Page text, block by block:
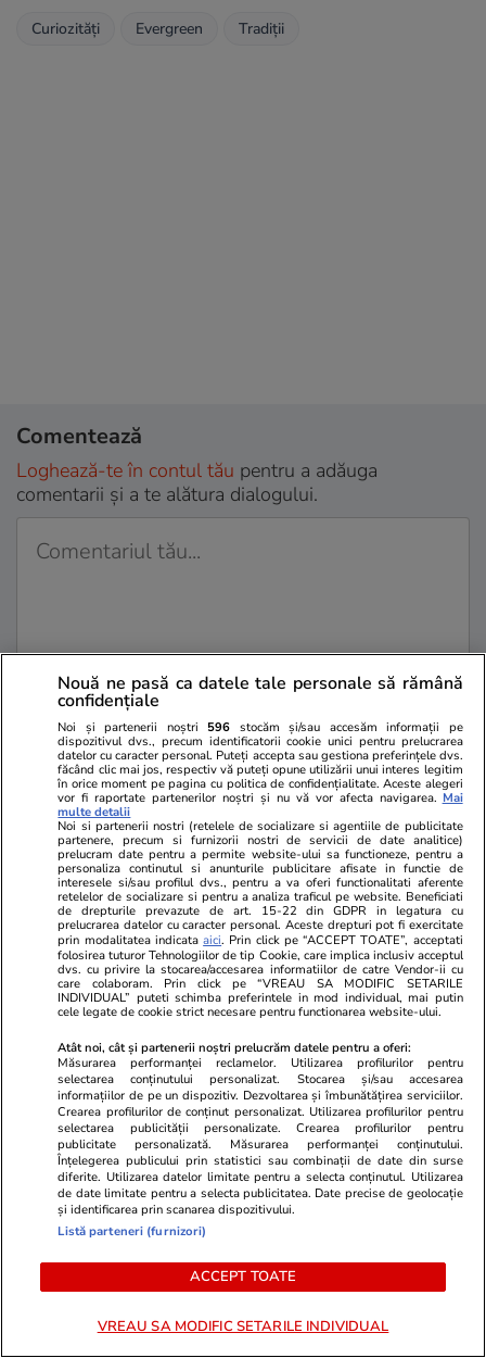
Curiozități Evergreen Tradiții
Comentează
Loghează-te în contul tău pentru a adăuga
comentarii și a te alătura dialogului.
Sunt de acord cu regulile comunitatii
PARTENERI
Viva.ro
Ruxandra Ion a vorbit direct
despre actorul care a venit beat
la filmări, iar ce a urmat întrece
orice scenariu. Cum a reacționat:
Complet neașteptat cine l-a
Unica.ro
dronelor
României:
transmis un
Nouă ne pasă ca datele tale personale să rămână
confidențiale
Noi și partenerii noștri 596 stocăm și/sau accesăm informații pe
dispozitivul dvs., precum identificatorii cookie unici pentru prelucrarea
datelor cu caracter personal. Puteți accepta sau gestiona preferințele dvs.
făcând clic mai jos, respectiv vă puteți opune utilizării unui interes legitim
în orice moment pe pagina cu politica de confidențialitate. Aceste alegeri
vor fi raportate partenerilor noștri și nu vă vor afecta navigarea. Mai
multe detalii
Noi si partenerii nostri (retelele de socializare si agentiile de publicitate
partenere, precum si furnizorii nostri de servicii de date analitice)
prelucram date pentru a permite website-ului sa functioneze, pentru a
personaliza continutul si anunturile publicitare afisate in functie de
interesele si/sau profilul dvs., pentru a va oferi functionalitati aferente
retelelor de socializare si pentru a analiza traficul pe website. Beneficiati
de drepturile prevazute de art. 15-22 din GDPR in legatura cu
prelucrarea datelor cu caracter personal. Aceste drepturi pot fi exercitate
prin modalitatea indicataaici. Prin click pe “ACCEPT TOATE”, acceptati
folosirea tuturor Tehnologiilor de tip Cookie, care implica inclusiv acceptul
dvs. cu privire la stocarea/accesarea informatiilor de catre Vendor-ii cu
care colaboram. Prin click pe “VREAU SA MODIFIC SETARILE
INDIVIDUAL” puteti schimba preferintele in mod individual, mai putin
cele legate de cookie strict necesare pentru functionarea website-ului.
Atât noi, cât și partenerii noștri prelucrăm datele pentru a oferi:
Măsurarea performanței reclamelor. Utilizarea profilurilor pentru
selectarea conținutului personalizat. Stocarea și/sau accesarea
informațiilor de pe un dispozitiv. Dezvoltarea și îmbunătățirea serviciilor.
Crearea profilurilor de conținut personalizat. Utilizarea profilurilor pentru
selectarea publicității personalizate. Crearea profilurilor pentru
publicitate personalizată. Măsurarea performanței conținutului.
Înțelegerea publicului prin statistici sau combinații de date din surse
diferite. Utilizarea datelor limitate pentru a selecta conținutul. Utilizarea
de date limitate pentru a selecta publicitatea. Date precise de geolocație
și identificarea prin scanarea dispozitivului.
Listă parteneri (furnizori)
ACCEPT TOATE
VREAU SA MODIFIC SETARILE INDIVIDUAL